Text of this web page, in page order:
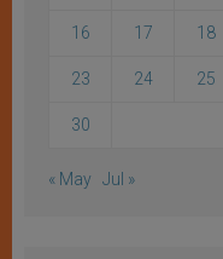
16 17 18
23 24 25
30
« May Jul »